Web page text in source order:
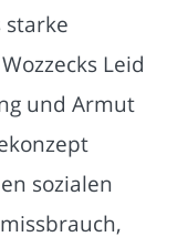
Leid
und Armut
sozialen